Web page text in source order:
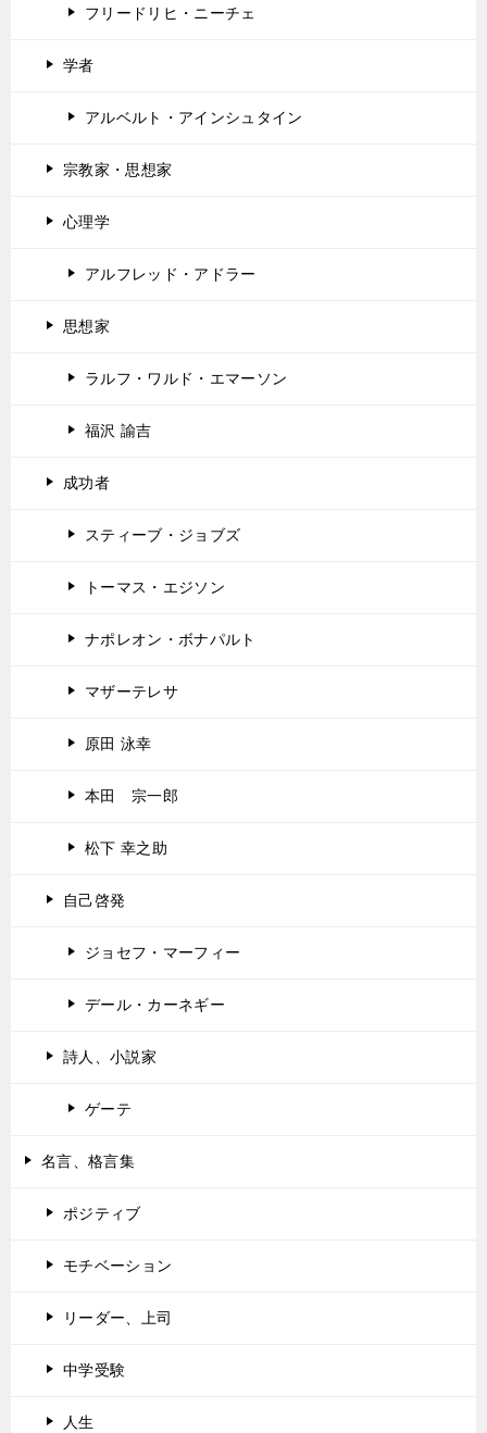
フリードリヒ・ニーチェ
学者
アルベルト・アインシュタイン
宗教家・思想家
心理学
アルフレッド・アドラー
思想家
ラルフ・ワルド・エマーソン
福沢 諭吉
成功者
スティーブ・ジョブズ
トーマス・エジソン
ナポレオン・ボナパルト
マザーテレサ
原田 泳幸
本田 宗一郎
松下 幸之助
自己啓発
ジョセフ・マーフィー
デール・カーネギー
詩人、小説家
ゲーテ
名言、格言集
ポジティブ
モチベーション
リーダー、上司
中学受験
人生